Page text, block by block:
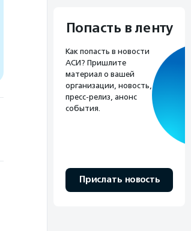
Попасть в ленту
Как попасть в новости
АСИ? Пришлите
материал о вашей
организации, новость,
пресс-релиз, анонс
события.
Прислать новость